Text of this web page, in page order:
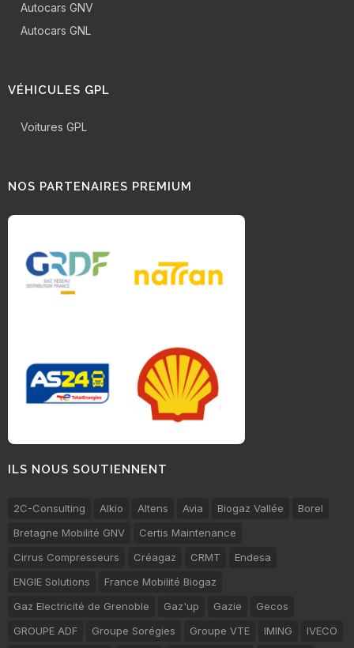
Autocars GNV
Autocars GNL
VÉHICULES GPL
Voitures GPL
NOS PARTENAIRES PREMIUM
ILS NOUS SOUTIENNENT
2C-Consulting Alkio Altens Avia Biogaz Vallée
Borel
Bretagne Mobilité GNV
Certis Maintenance
Cirrus Compresseurs
Créagaz CRMT
Endesa
ENGIE Solutions
France Mobilité Biogaz
Gaz Electricité de Grenoble
Gaz'up Gazie
Gecos
GROUPE ADF
Groupe Sorégies Groupe VTE IMING IVECO